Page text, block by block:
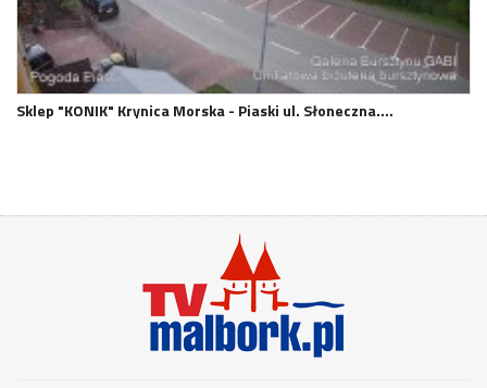
Sklep "KONIK" Krynica Morska - Piaski ul. Słoneczna.…